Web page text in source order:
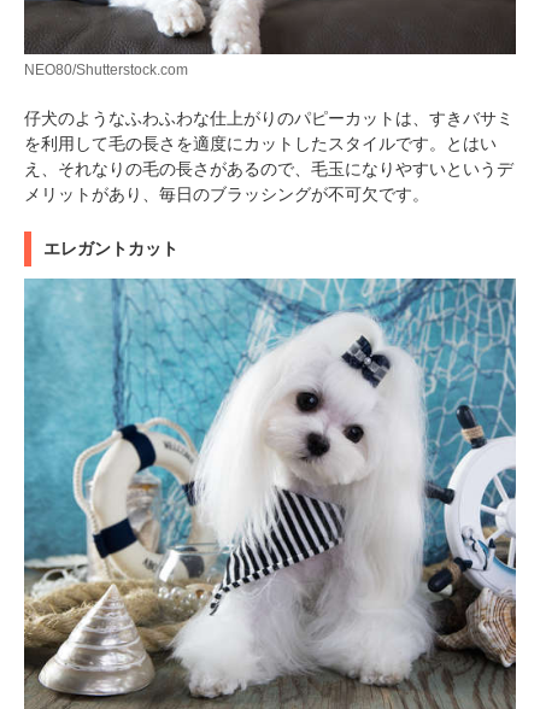
NEO80/Shutterstock.com
仔犬のようなふわふわな仕上がりのパピーカットは、すきバサミ
を利用して毛の長さを適度にカットしたスタイルです。とはい
え、それなりの毛の長さがあるので、毛玉になりやすいというデ
メリットがあり、毎日のブラッシングが不可欠です。
エレガントカット